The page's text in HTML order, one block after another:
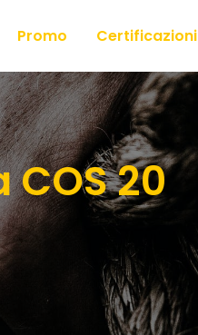
Promo Certificazioni
20